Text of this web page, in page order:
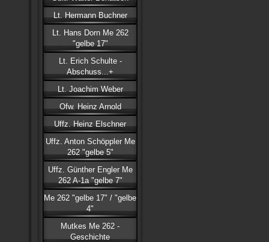
Lt. Hermann Buchner
Lt. Hans Dorn Me 262
"gelbe 17"
Lt. Erich Schulte -
Abschuss...+
Lt. Joachim Weber
Ofw. Heinz Arnold
Uffz. Heinz Elschner
Uffz. Anton Schöppler Me
262 "gelbe 5"
Uffz. Günther Engler Me
262 A-1a "gelbe 7"
Me 262 "gelbe 17" / "gelbe
4"
Mutkes Me 262 -
Geschichte